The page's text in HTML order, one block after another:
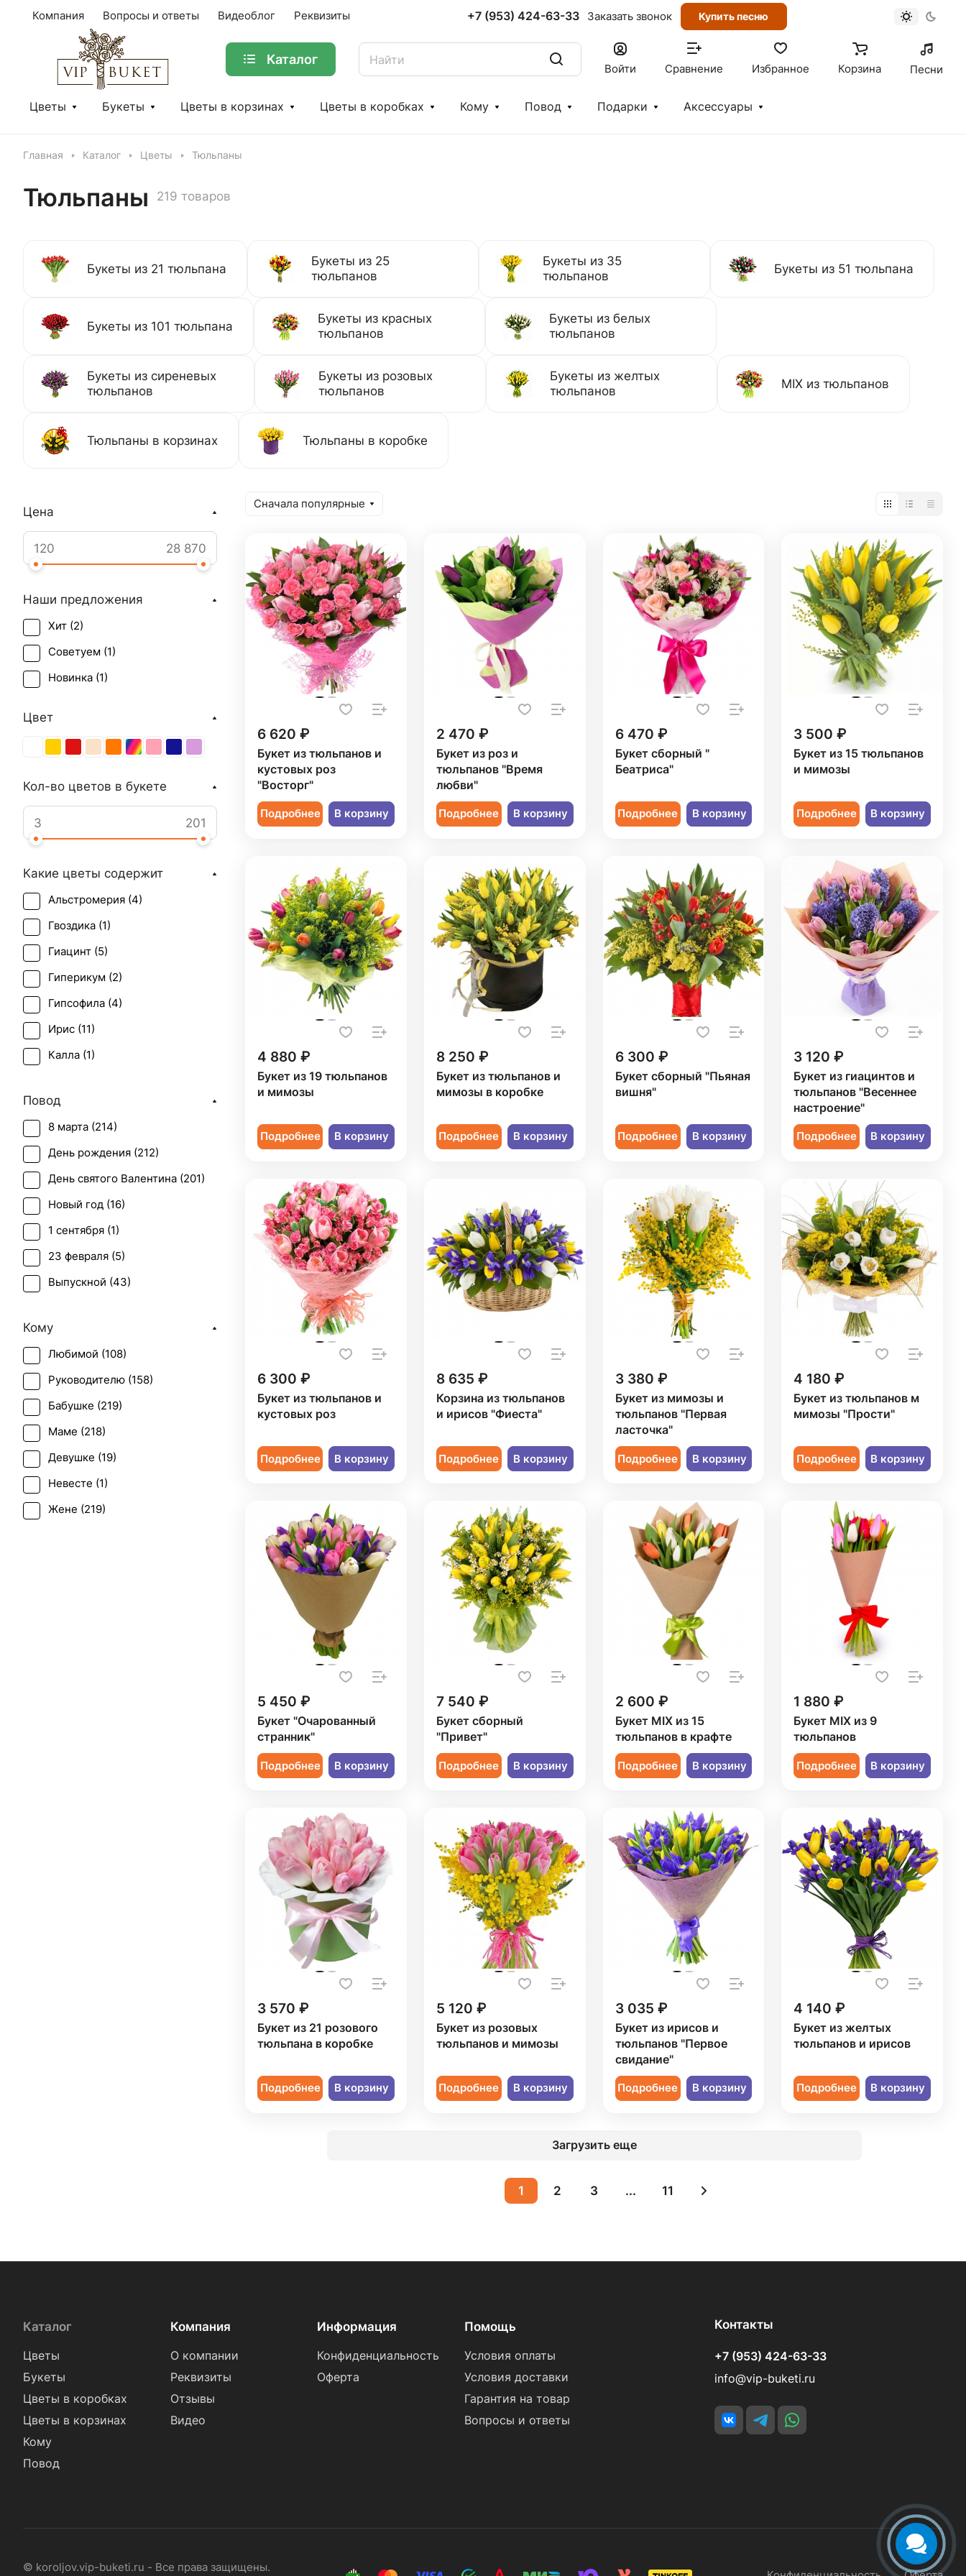
Компания Вопросы и ответы Видеоблог Реквизиты +7 (953) 424-63-33 Заказать звонок Купить песню
Каталог
Войти Сравнение Избранное Корзина Песни
Цветы Букеты Цветы в корзинах Цветы в коробках Кому Повод Подарки Аксессуары
Главная Каталог Цветы Тюльпаны
Тюльпаны 219 товаров
Букеты из 21 тюльпана
Букеты из 25
тюльпанов
Букеты из 35
тюльпанов
Букеты из 51 тюльпана
Букеты из 101 тюльпана
Букеты из красных
тюльпанов
Букеты из белых
тюльпанов
Букеты из сиреневых
тюльпанов
Букеты из розовых
тюльпанов
Букеты из желтых
тюльпанов
MIX из тюльпанов
Тюльпаны в корзинах Тюльпаны в коробке
Сначала популярные
6 620 ₽
Букет из тюльпанов и
кустовых роз
"Восторг"
Подробнее В корзину
2 470 ₽
Букет из роз и
тюльпанов "Время
любви"
Подробнее В корзину
6 470 ₽
Букет сборный "
Беатриса"
Подробнее В корзину
3 500 ₽
Букет из 15 тюльпанов
и мимозы
Подробнее В корзину
4 880 ₽
Букет из 19 тюльпанов
и мимозы
Подробнее В корзину
8 250 ₽
Букет из тюльпанов и
мимозы в коробке
Подробнее В корзину
6 300 ₽
Букет сборный "Пьяная
вишня"
Подробнее В корзину
3 120 ₽
Букет из гиацинтов и
тюльпанов "Весеннее
настроение"
Подробнее В корзину
6 300 ₽
Букет из тюльпанов и
кустовых роз
Подробнее В корзину
8 635 ₽
Корзина из тюльпанов
и ирисов "Фиеста"
Подробнее В корзину
3 380 ₽
Букет из мимозы и
тюльпанов "Первая
ласточка"
Подробнее В корзину
4 180 ₽
Букет из тюльпанов м
мимозы "Прости"
Подробнее В корзину
5 450 ₽
Букет "Очарованный
странник"
Подробнее В корзину
7 540 ₽
Букет сборный
"Привет"
Подробнее В корзину
2 600 ₽
Букет MIX из 15
тюльпанов в крафте
Подробнее В корзину
1 880 ₽
Букет MIX из 9
тюльпанов
Подробнее В корзину
3 570 ₽
Букет из 21 розового
тюльпана в коробке
Подробнее В корзину
5 120 ₽
Букет из розовых
тюльпанов и мимозы
Подробнее В корзину
3 035 ₽
Букет из ирисов и
тюльпанов "Первое
свидание"
Подробнее В корзину
4 140 ₽
Букет из желтых
тюльпанов и ирисов
Подробнее В корзину
Загрузить еще
1 2 3 ... 11
Цена
Наши предложения
Хит (2)
Советуем (1)
Новинка (1)
Цвет
Кол-во цветов в букете
Какие цветы содержит
Альстромерия (4)
Гвоздика (1)
Гиацинт (5)
Гиперикум (2)
Гипсофила (4)
Ирис (11)
Калла (1)
Мимоза (
Нарцисс (1)
Орхидея (1)
Роза (6)
Роза кустовая (
Танацетум (2
Тюльпан (219)
Фрезия (1)
Повод
8 марта (214)
День рождения (212)
День святого Валентина (201)
Новый год (16)
1 сентября (1)
23 февраля (5)
Выпускной (43)
День учителя (
Пасха (5)
Первое свидание (212
Последний звонок (
Рождение ребенка (
Рождество (15
Свадьба (1)
Татьянин день (
Кому
Любимой (108)
Руководителю (158)
Бабушке (219)
Маме (218)
Девушке (19)
Невесте (1)
Жене (219)
Каталог
Цветы
Букеты
Цветы в коробках
Цветы в корзинах
Кому
Повод
Компания
О компании
Реквизиты
Отзывы
Видео
Информация
Конфиденциальность
Оферта
Помощь
Условия оплаты
Условия доставки
Гарантия на товар
Вопросы и ответы
Контакты
+7 (953) 424-63-33
info@vip-buketi.ru
© koroljov.vip-buketi.ru - Все права защищены.